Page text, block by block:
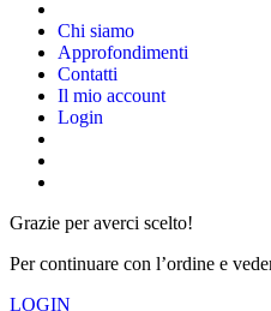
Chi siamo
Approfondimenti
Contatti
Il mio account
Login
Grazie per averci scelto!
Per continuare con l’ordine e
LOGIN